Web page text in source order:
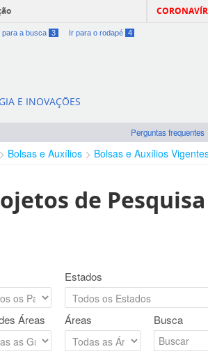
para a busca 3 Ir para o rodapé 4
E INOVAÇÕES
Perguntas frequentes
Bolsas e Auxílios Bolsas e Auxílios
de Pesquisa
Estados
Áreas Áreas Busca